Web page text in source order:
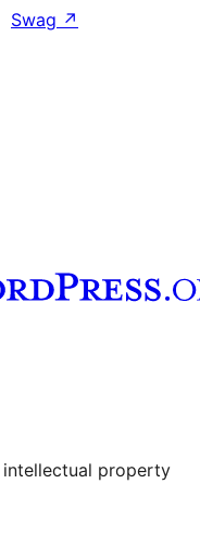
Swag ↗
Tumblr
intellectual property